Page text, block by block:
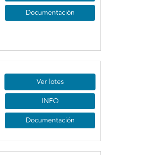
Documentación
Ver lotes
INFO
Documentación